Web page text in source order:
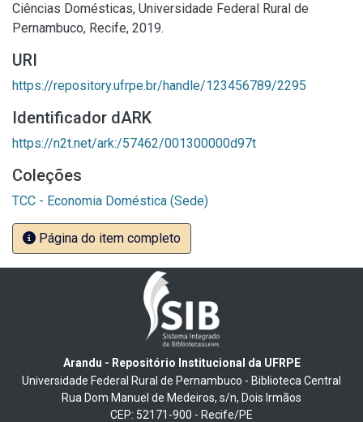
Ciências Domésticas, Universidade Federal Rural de
Pernambuco, Recife, 2019.
URI
https://repository.ufrpe.br/handle/123456789/2295
Identificador dARK
https://n2t.net/ark:/57462/001300000d97t
Coleções
TCC - Economia Doméstica (Sede)
Página do item completo
Arandu - Repositório Institucional da UFRPE
Universidade Federal Rural de Pernambuco - Biblioteca Central
Rua Dom Manuel de Medeiros, s/n, Dois Irmãos
CEP: 52171-900 - Recife/PE